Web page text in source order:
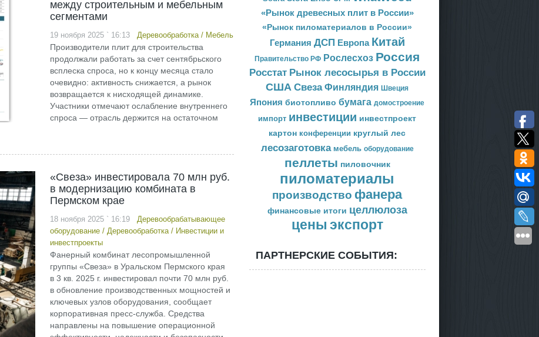
между строительным и мебельным
сегментами
19 ноября 2025 ` 16:13 Деревообработка/ Мебель
Производители плит для строительства
продолжали работать за счет сентябрьского
всплеска спроса, но к концу месяца стало
очевидно: активность снижается, а рынок
возвращается к нисходящей динамике.
Участники отмечают ослабление внутреннего
спроса — отрасль держится на остаточном
«Свеза» инвестировала 70 млн руб.
в модернизацию комбината в
Пермском крае
18 ноября 2025 ` 16:19 Деревообрабатывающее
оборудование/ Деревообработка/ Инвестиции и
инвестпроекты
Фанерный комбинат лесопромышленной
группы «Свеза» в Уральском Пермского края
в 3 кв. 2025 г. инвестировал почти 70 млн руб.
в обновление производственных мощностей и
ключевых узлов оборудования, сообщает
корпоративная пресс-служба. Средства
направлены на повышение операционной
«Рынок древесных плит в России»
«Рынок пиломатериалов в России»
Германия ДСП Европа Китай
Правительство РФ Рослесхоз Россия
Росстат Рынок лесосырья в России
США Свеза Финляндия Швеция
Япония биотопливо бумага домостроение
импорт инвестиции инвестпроект
картон конференции круглый лес
лесозаготовка мебель оборудование
пеллеты пиловочник
пиломатериалы
производство фанера
финансовые итоги целлюлоза
цены экспорт
ПАРТНЕРСКИЕ СОБЫТИЯ: